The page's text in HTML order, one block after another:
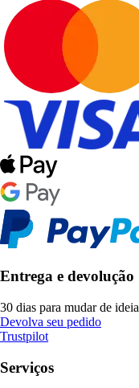
Entrega e devolução
30 dias para mudar de ideia
Devolva seu pedido
Trustpilot
Serviços